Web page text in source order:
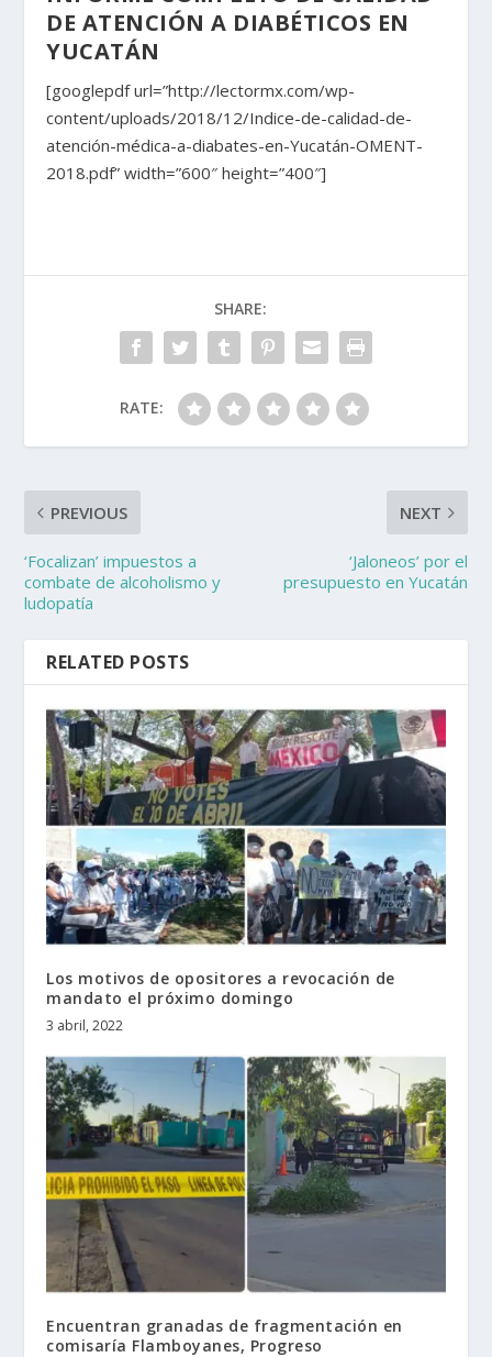
DE ATENCIÓN A DIABÉTICOS EN
YUCATÁN
[googlepdf url=”http://lectormx.com/wp-
content/uploads/2018/12/Indice-de-calidad-de-
atención-médica-a-diabates-en-Yucatán-OMENT-
2018.pdf” width=”600″ height=”400″]
SHARE:
RATE:
PREVIOUS
‘Focalizan’ impuestos a
combate de alcoholismo y
ludopatía
NEXT
‘Jaloneos’ por el
presupuesto en Yucatán
RELATED POSTS
Los motivos de opositores a revocación de
mandato el próximo domingo
3 abril, 2022
Encuentran granadas de fragmentación en
comisaría Flamboyanes, Progreso